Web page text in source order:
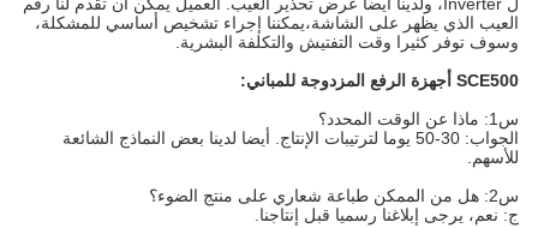
العيب الذي يظهر على الشاشة،يمكننا إجراء تشخيص أساسي للمشكلة،
وسوف توفر كثيرا وقت التفتيش والتكلفة البشرية.
SCE500 أجهزة الرفع المزدوجة للمباني:
س1: ماذا عن الوقت المحدد؟
الجواب: 30-50 يوما لترتيبات الإنتاج. أيضا لدينا بعض النماذج الشائعة
للأسهم.
س2: هل من الممكن طباعة شعاري على منتج الضوء؟
ج: نعم، يرجى إبلاغنا رسميا قبل إنتاجنا.